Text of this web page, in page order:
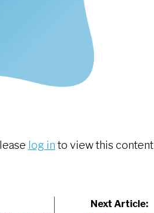
log in to view this content
Next Article: